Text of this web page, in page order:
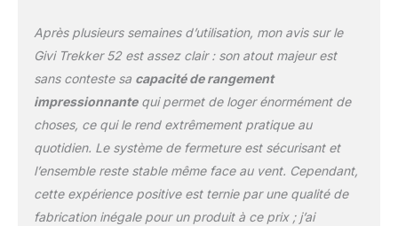
Après plusieurs semaines d’utilisation, mon avis sur le
Givi Trekker 52 est assez clair : son atout majeur est
sans conteste sa capacité de rangement
impressionnantequi permet de loger énormément de
choses, ce qui le rend extrêmement pratique au
quotidien. Le système de fermeture est sécurisant et
l’ensemble reste stable même face au vent. Cependant,
cette expérience positive est ternie par une qualité de
fabrication inégale pour un produit à ce prix ; j’ai